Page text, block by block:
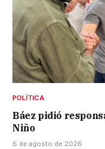
POLÍTICA
Báez pidió
Niño
6 de agosto de 2026